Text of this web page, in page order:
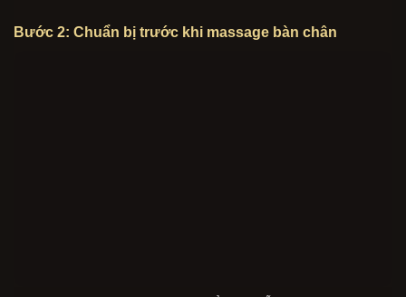
Bước 2: Chuẩn bị trước khi massage bàn chân